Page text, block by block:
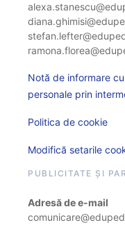
Notă de informare
personale prin
Politica de cookie
Modifică setarile
PUBLICITATE ȘI
Adresă de e-mail